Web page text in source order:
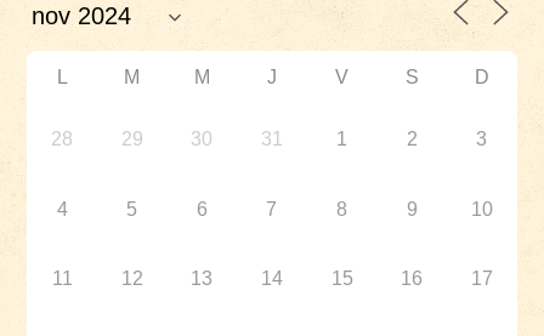
L M M J V S D
28 29 30 31 1 2 3
4 5 6 7 8 9 10
11 12 13 14 15 16 17